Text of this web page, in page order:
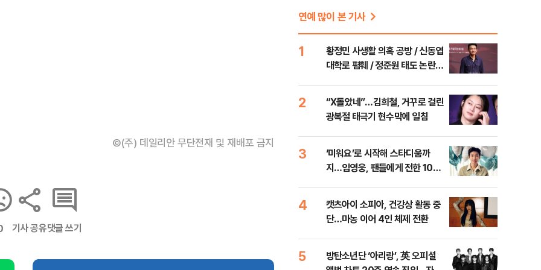
©(주) 데일리안 무단전재 및 재배포 금지
기사 공유댓글 쓰기
연예 많이 본 기사
1
황정민 사생활 의혹 공방 / 신동엽
대학로 폄훼 / 정준원 태도 논란
2
“X돌았네”…김희철, 거꾸로 걸린
광복절 태극기 현수막에 일침
3
‘미워요’로 시작해 스타디움까
지…임영웅, 팬들에게 전한 10주
4
캣츠아이 소피아, 건강상 활동 중
단…마농 이어 4인 체제 전환
5
방탄소년단 ‘아리랑’, 英 오피셜